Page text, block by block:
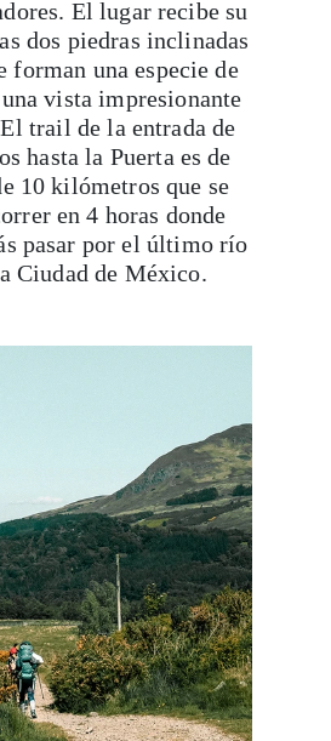
El lugar recibe su
dos piedras inclinadas
forman una especie de
vista impresionante
trail de la entrada de
hasta la Puerta es de
10 kilómetros que se
en 4 horas donde
pasar por el último río
Ciudad de México.